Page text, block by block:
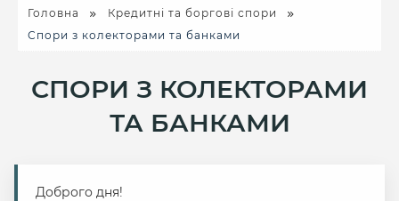
Головна
Кредитні та боргові спори
Спори з колекторами та банками
СПОРИ З КОЛЕКТОРАМИ
ТА БАНКАМИ
Доброго дня!